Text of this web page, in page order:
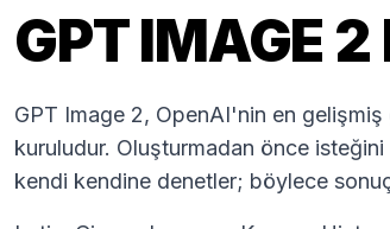
GPT IMAGE
GPT Image 2, OpenAI'nin en gelişmiş
kuruludur. Oluşturmadan önce isteğini
kendi kendine denetler; böylece